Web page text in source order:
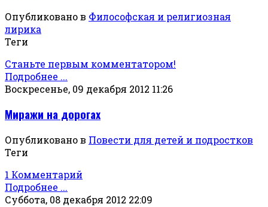
Опубликовано в Философская и религиозная
лирика
Теги
Станьте первым комментатором!
Подробнее ...
Воскресенье, 09 декабря 2012 11:26
Миражи на дорогах
Опубликовано в Повести для детей и подростков
Теги
1 Комментарий
Подробнее ...
Суббота, 08 декабря 2012 22:09